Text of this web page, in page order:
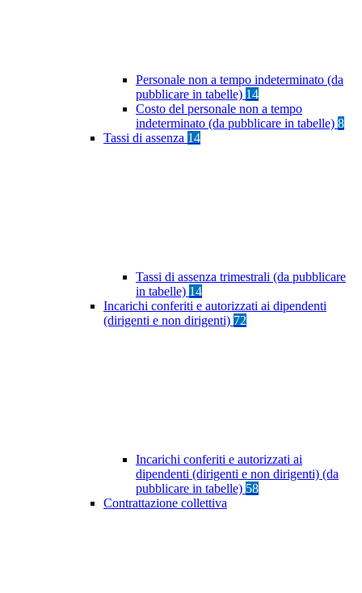
Personale non a tempo indeterminato (da
pubblicare in tabelle) 14
Costo del personale non a tempo
indeterminato (da pubblicare in tabelle) 8
Tassi di assenza 14
Tassi di assenza trimestrali (da pubblicare
in tabelle) 14
Incarichi conferiti e autorizzati ai dipendenti
(dirigenti e non dirigenti) 72
Incarichi conferiti e autorizzati ai
dipendenti (dirigenti e non dirigenti) (da
pubblicare in tabelle) 58
Contrattazione collettiva